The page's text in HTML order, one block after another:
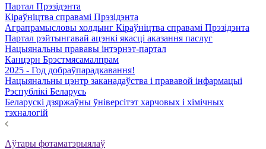
Партал Прэзідэнта
Кіраўніцтва справамі Прэзідэнта
Аграпрамысловы холдынг Кіраўніцтва справамі Прэзідэнта
Партал рэйтынгавай ацэнкі якасці аказання паслуг
Нацыянальны прававы інтэрнэт-партал
Канцэрн Брэстмясамалпрам
2025 - Год добраўпарадкавання!
Нацыянальны цэнтр заканадаўства і прававой інфармацыі
Рэспублікі Беларусь
Беларускі дзяржаўны ўніверсітэт харчовых і хімічных
тэхналогій
Аўтары фотаматэрыялаў